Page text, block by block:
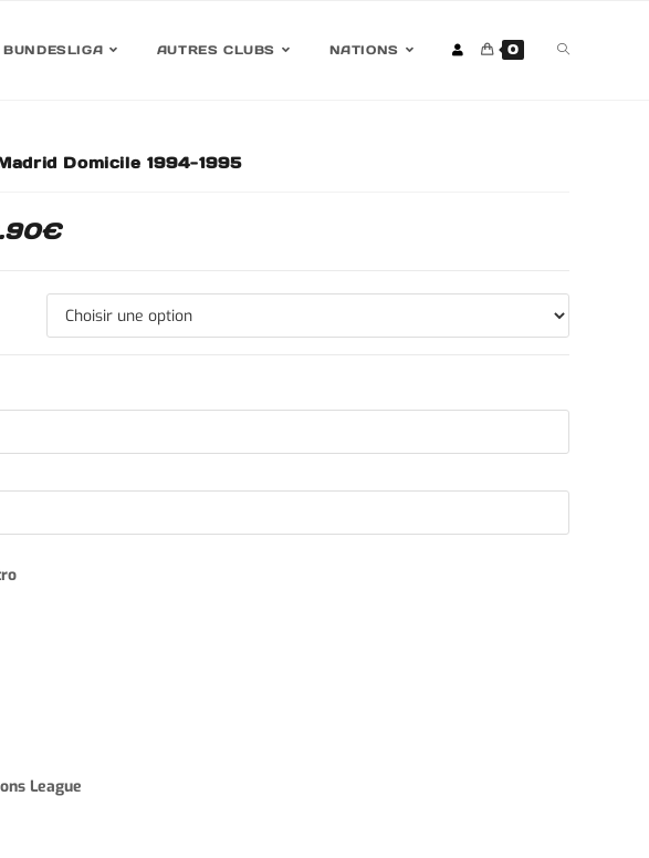
BUNDESLIGA AUTRES CLUBS NATIONS 0
Domicile 1994-1995
€
League